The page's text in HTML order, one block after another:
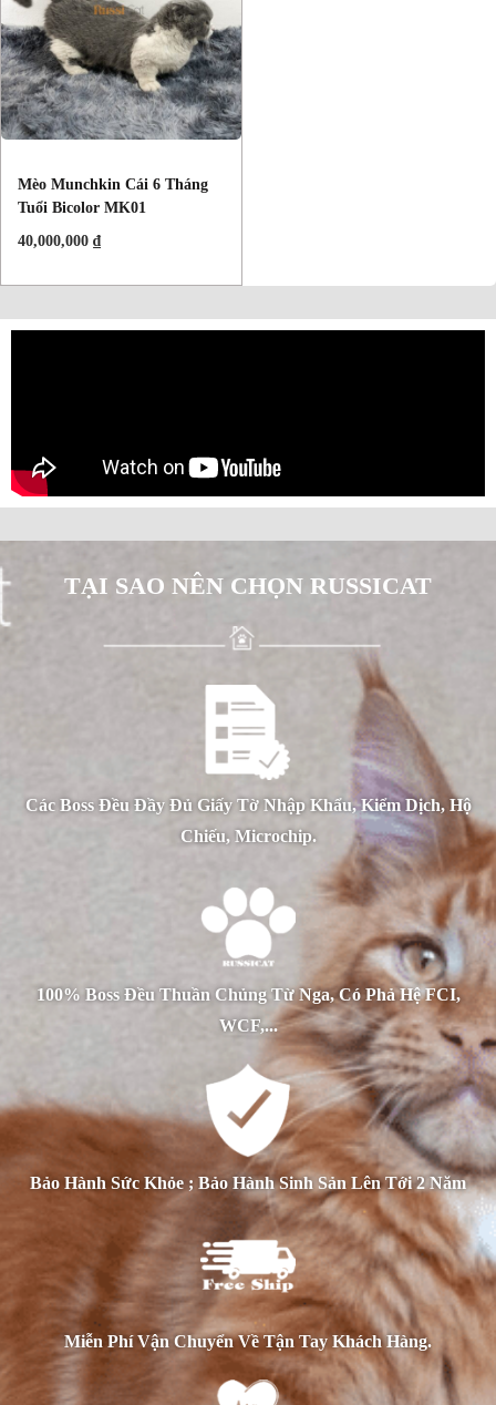
Mèo Munchkin Cái 6 Tháng
Tuổi Bicolor MK01
40,000,000 ₫
TẠI SAO NÊN CHỌN RUSSICAT
Các Boss Đều Đầy Đủ Giấy Tờ Nhập Khẩu, Kiểm Dịch, Hộ
Chiếu, Microchip.
100% Boss Đều Thuần Chủng Từ Nga, Có Phả Hệ FCI,
WCF,...
Bảo Hành Sức Khỏe ; Bảo Hành Sinh Sản Lên Tới 2 Năm
Miễn Phí Vận Chuyển Về Tận Tay Khách Hàng.